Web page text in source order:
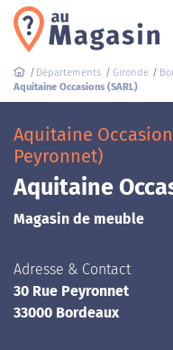
Départements Gironde
Aquitaine Occasions (SARL)
Aquitaine
Peyronnet)
Aquitaine
Magasin de meuble
Adresse & Contact
30 Rue Peyronnet
33000 Bordeaux